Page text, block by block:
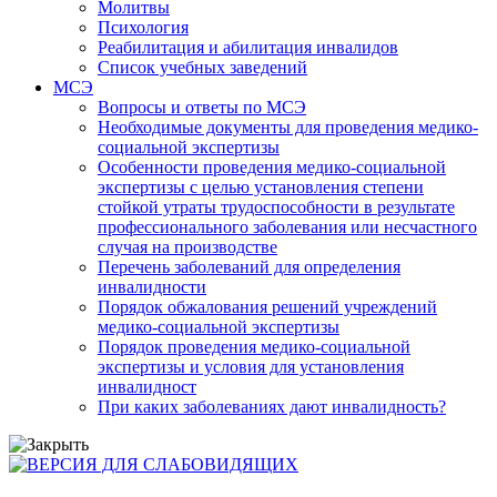
Молитвы
Психология
Реабилитация и абилитация инвалидов
Список учебных заведений
МСЭ
Вопросы и ответы по МСЭ
Необходимые документы для проведения медико-
социальной экспертизы
Особенности проведения медико-социальной
экспертизы с целью установления степени
стойкой утраты трудоспособности в результате
профессионального заболевания или несчастного
случая на производстве
Перечень заболеваний для определения
инвалидности
Порядок обжалования решений учреждений
медико-социальной экспертизы
Порядок проведения медико-социальной
экспертизы и условия для установления
инвалидност
При каких заболеваниях дают инвалидность?